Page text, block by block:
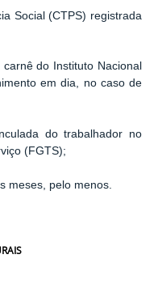
Social (CTPS) registrada
do Instituto Nacional
em dia, no caso de
do trabalhador no
(FGTS);
meses, pelo menos.